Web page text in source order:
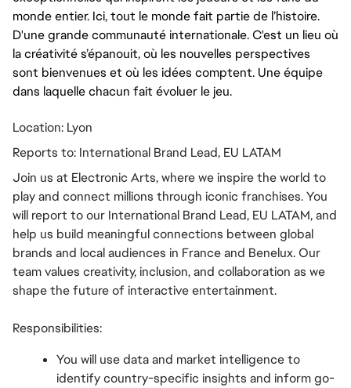
monde entier. Ici, tout le monde fait partie de l’histoire.
D'une grande communauté internationale. C'est un lieu où
la créativité s’épanouit, où les nouvelles perspectives
sont bienvenues et où les idées comptent. Une équipe
dans laquelle chacun fait évoluer le jeu.
Location: Lyon
Reports to: International Brand Lead, EU LATAM
Join us at Electronic Arts, where we inspire the world to
play and connect millions through iconic franchises. You
will report to our International Brand Lead, EU LATAM, and
help us build meaningful connections between global
brands and local audiences in France and Benelux. Our
team values creativity, inclusion, and collaboration as we
shape the future of interactive entertainment.
Responsibilities:
You will use data and market intelligence to
identify country-specific insights and inform go-